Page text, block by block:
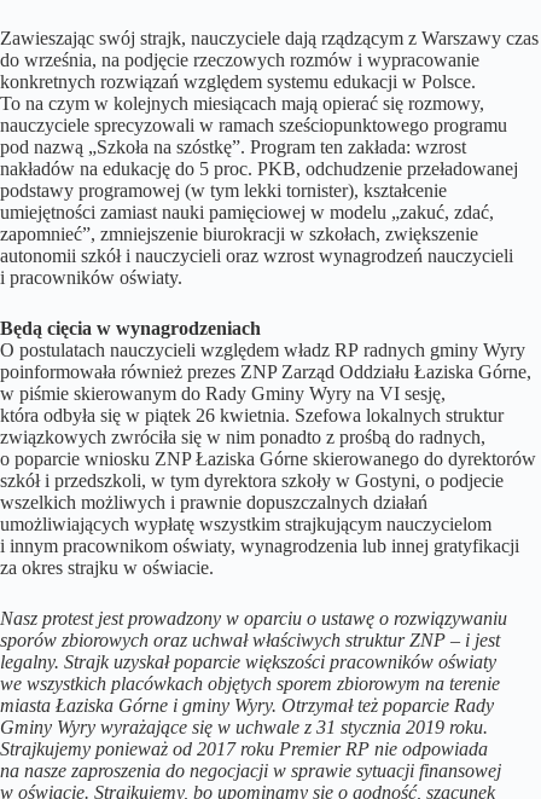
Zawieszając swój strajk, nauczyciele dają rządzącym z Warszawy czas
do września, na podjęcie rzeczowych rozmów i wypracowanie
konkretnych rozwiązań względem systemu edukacji w Polsce.
To na czym w kolejnych miesiącach mają opierać się rozmowy,
nauczyciele sprecyzowali w ramach sześciopunktowego programu
pod nazwą „Szkoła na szóstkę”. Program ten zakłada: wzrost
nakładów na edukację do 5 proc. PKB, odchudzenie przeładowanej
podstawy programowej (w tym lekki tornister), kształcenie
umiejętności zamiast nauki pamięciowej w modelu „zakuć, zdać,
zapomnieć”, zmniejszenie biurokracji w szkołach, zwiększenie
autonomii szkół i nauczycieli oraz wzrost wynagrodzeń nauczycieli
i pracowników oświaty.
Będą cięcia w wynagrodzeniach
O postulatach nauczycieli względem władz RP radnych gminy Wyry
poinformowała również prezes ZNP Zarząd Oddziału Łaziska Górne,
w piśmie skierowanym do Rady Gminy Wyry na VI sesję,
która odbyła się w piątek 26 kwietnia. Szefowa lokalnych struktur
związkowych zwróciła się w nim ponadto z prośbą do radnych,
o poparcie wniosku ZNP Łaziska Górne skierowanego do dyrektorów
szkół i przedszkoli, w tym dyrektora szkoły w Gostyni, o podjecie
wszelkich możliwych i prawnie dopuszczalnych działań
umożliwiających wypłatę wszystkim strajkującym nauczycielom
i innym pracownikom oświaty, wynagrodzenia lub innej gratyfikacji
za okres strajku w oświacie.
Nasz protest jest prowadzony w oparciu o ustawę o rozwiązywaniu
sporów zbiorowych oraz uchwał właściwych struktur ZNP – i jest
legalny. Strajk uzyskał poparcie większości pracowników oświaty
we wszystkich placówkach objętych sporem zbiorowym na terenie
miasta Łaziska Górne i gminy Wyry. Otrzymał też poparcie Rady
Gminy Wyry wyrażające się w uchwale z 31 stycznia 2019 roku.
Strajkujemy ponieważ od 2017 roku Premier RP nie odpowiada
na nasze zaproszenia do negocjacji w sprawie sytuacji finansowej
w oświacie. Strajkujemy, bo upominamy się o godność, szacunek